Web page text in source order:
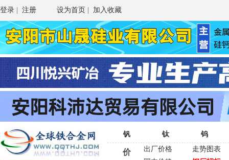
登录 注册 设为首页 加入收藏
钒 钛 钨
价 出厂价格
走势图表